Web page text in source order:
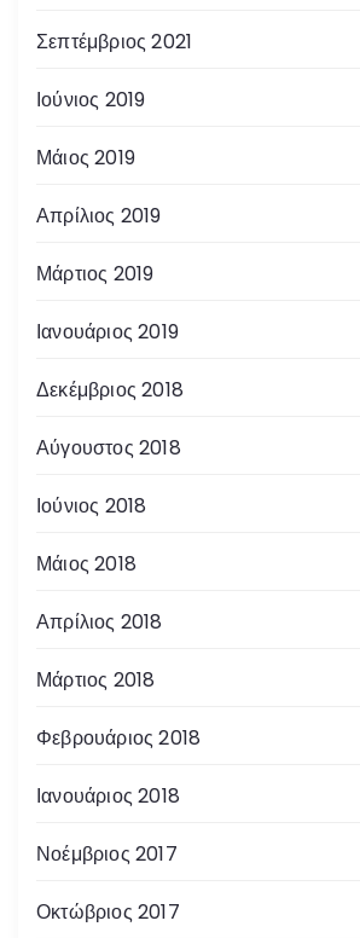
Σεπτέμβριος 2021
Ιούνιος 2019
Μάιος 2019
Απρίλιος 2019
Μάρτιος 2019
Ιανουάριος 2019
Δεκέμβριος 2018
Αύγουστος 2018
Ιούνιος 2018
Μάιος 2018
Απρίλιος 2018
Μάρτιος 2018
Φεβρουάριος 2018
Ιανουάριος 2018
Νοέμβριος 2017
Οκτώβριος 2017